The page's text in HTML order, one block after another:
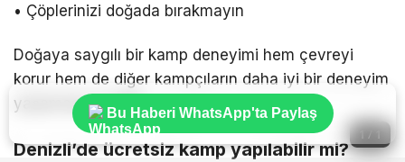
• Çöplerinizi doğada bırakmayın
Doğaya saygılı bir kamp deneyimi hem çevreyi
korur hem de diğer kampçıların daha iyi bir deneyim
yaşamasını sağlar.
Denizli’de ücretsiz kamp yapılabilir mi?
1 / 1
Bu Haberi WhatsApp'ta Paylaş